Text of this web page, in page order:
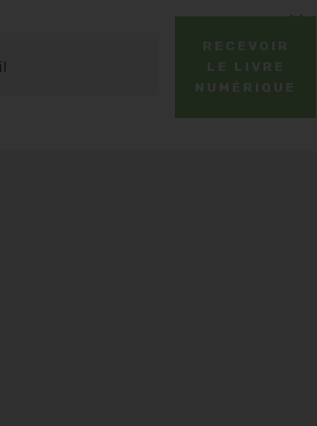
RECEVOIR
LE LIVRE
NUMÉRIQUE